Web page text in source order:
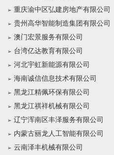
重庆渝中区弘建房地产有限公司
贵州高华智能制造集团有限公司
澳门宏景服务有限公司
台湾亿达教育有限公司
河北宇虹新能源有限公司
海南诚信信息技术有限公司
黑龙江精佩环保有限公司
黑龙江祺祥机械有限公司
辽宁浑南区丰泽服务有限公司
内蒙古丽龙人工智能有限公司
云南泽丰机械有限公司